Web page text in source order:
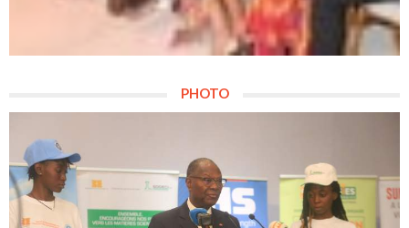
PHOTO